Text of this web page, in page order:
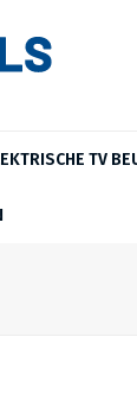
TV